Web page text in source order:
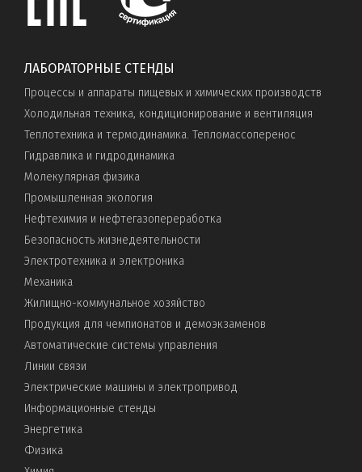
ЛАБОРАТОРНЫЕ СТЕНДЫ
Процессы и аппараты пищевых и химических производств
Холодильная техника, кондиционирование и вентиляция
Теплотехника и термодинамика. Тепломассоперенос
Гидравлика и гидродинамика
Молекулярная физика
Промышленная экология
Нефтехимия и нефтегазопереработка
Безопасность жизнедеятельности
Электротехника и электроника
Механика
Жилищно-коммунальное хозяйство
Продукция для чемпионатов и демоэкзаменов
Автоматические системы управления
Линии связи
Электрические машины и электропривод
Информационные стенды
Энергетика
Физика